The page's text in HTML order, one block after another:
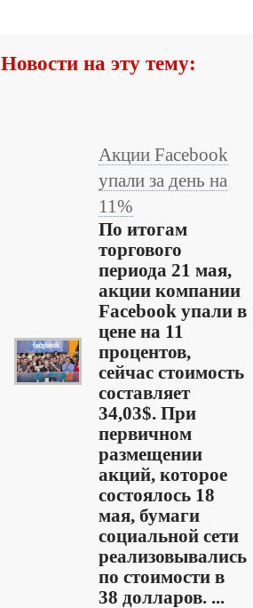
Новости на эту тему:
Акции Facebook
упали за день на
11%
По итогам
торгового
периода 21 мая,
акции компании
Facebook упали в
цене на 11
процентов,
сейчас стоимость
составляет
34,03$. При
первичном
размещении
акций, которое
состоялось 18
мая, бумаги
социальной сети
реализовывались
по стоимости в
38 долларов. ...